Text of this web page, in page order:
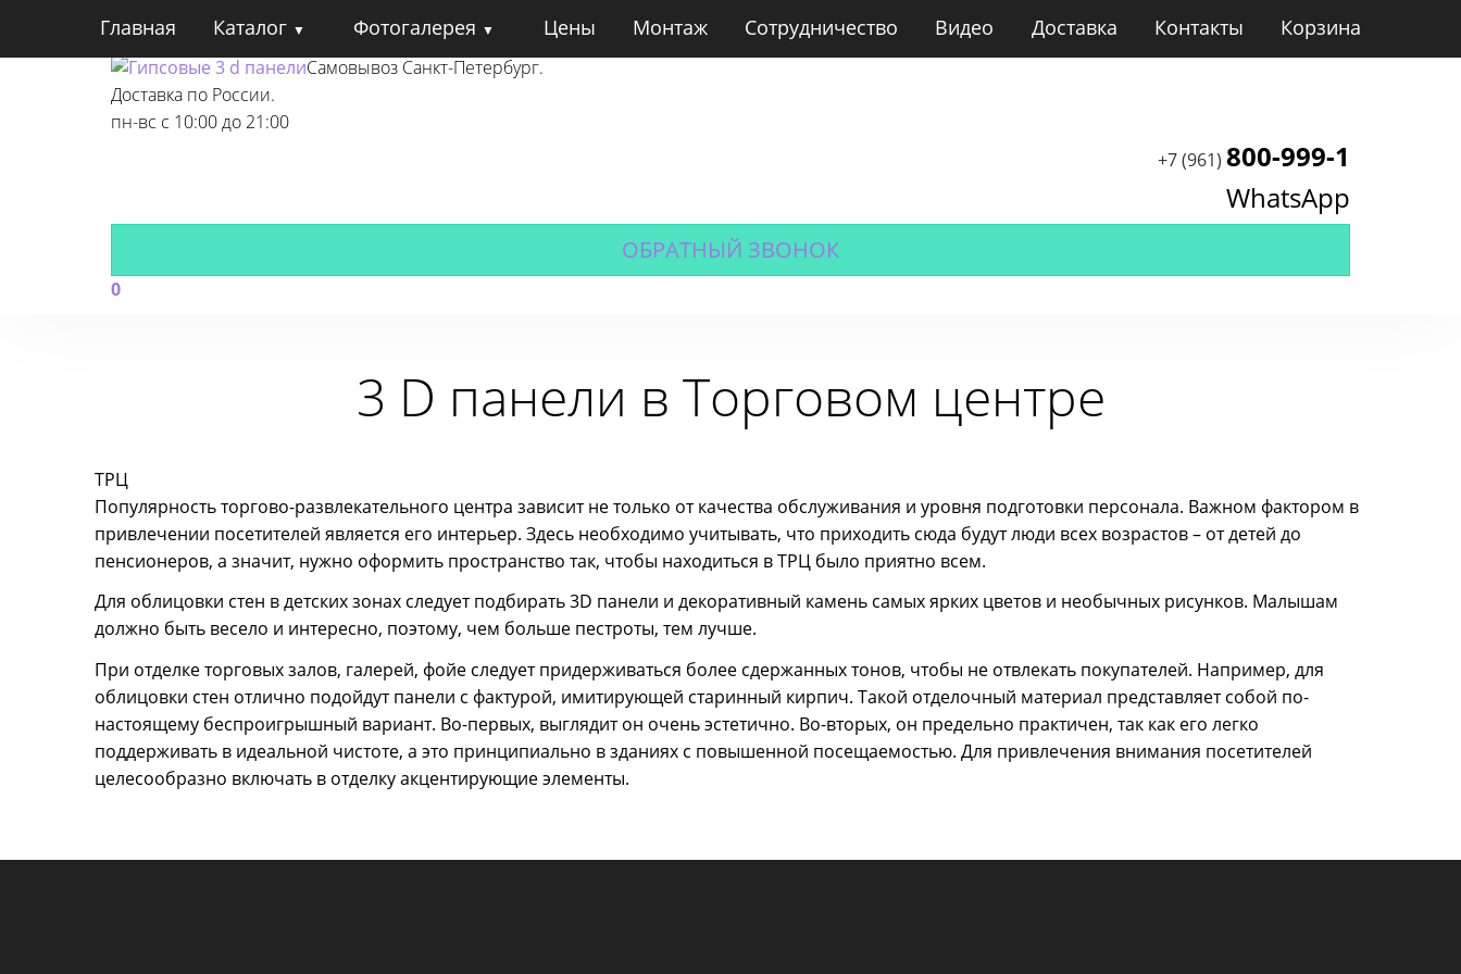
Главная Каталог Фотогалерея Цены Монтаж Сотрудничество Видео Доставка Контакты Корзина
Гипсовые 3 d панелиСамовывоз Санкт-Петербург.
Доставка по России.
пн-вс с 10:00 до 21:00
+7 (961) 800-999-1
WhatsApp
ОБРАТНЫЙ ЗВОНОК
0
3 D панели в Торговом центре
ТРЦ
Популярность торгово-развлекательного центра зависит не только от качества обслуживания и уровня подготовки персонала. Важном фактором в
привлечении посетителей является его интерьер. Здесь необходимо учитывать, что приходить сюда будут люди всех возрастов – от детей до
пенсионеров, а значит, нужно оформить пространство так, чтобы находиться в ТРЦ было приятно всем.
Для облицовки стен в детских зонах следует подбирать 3D панели и декоративный камень самых ярких цветов и необычных рисунков. Малышам
должно быть весело и интересно, поэтому, чем больше пестроты, тем лучше.
При отделке торговых залов, галерей, фойе следует придерживаться более сдержанных тонов, чтобы не отвлекать покупателей. Например, для
облицовки стен отлично подойдут панели с фактурой, имитирующей старинный кирпич. Такой отделочный материал представляет собой по-
настоящему беспроигрышный вариант. Во-первых, выглядит он очень эстетично. Во-вторых, он предельно практичен, так как его легко
поддерживать в идеальной чистоте, а это принципиально в зданиях с повышенной посещаемостью. Для привлечения внимания посетителей
целесообразно включать в отделку акцентирующие элементы.